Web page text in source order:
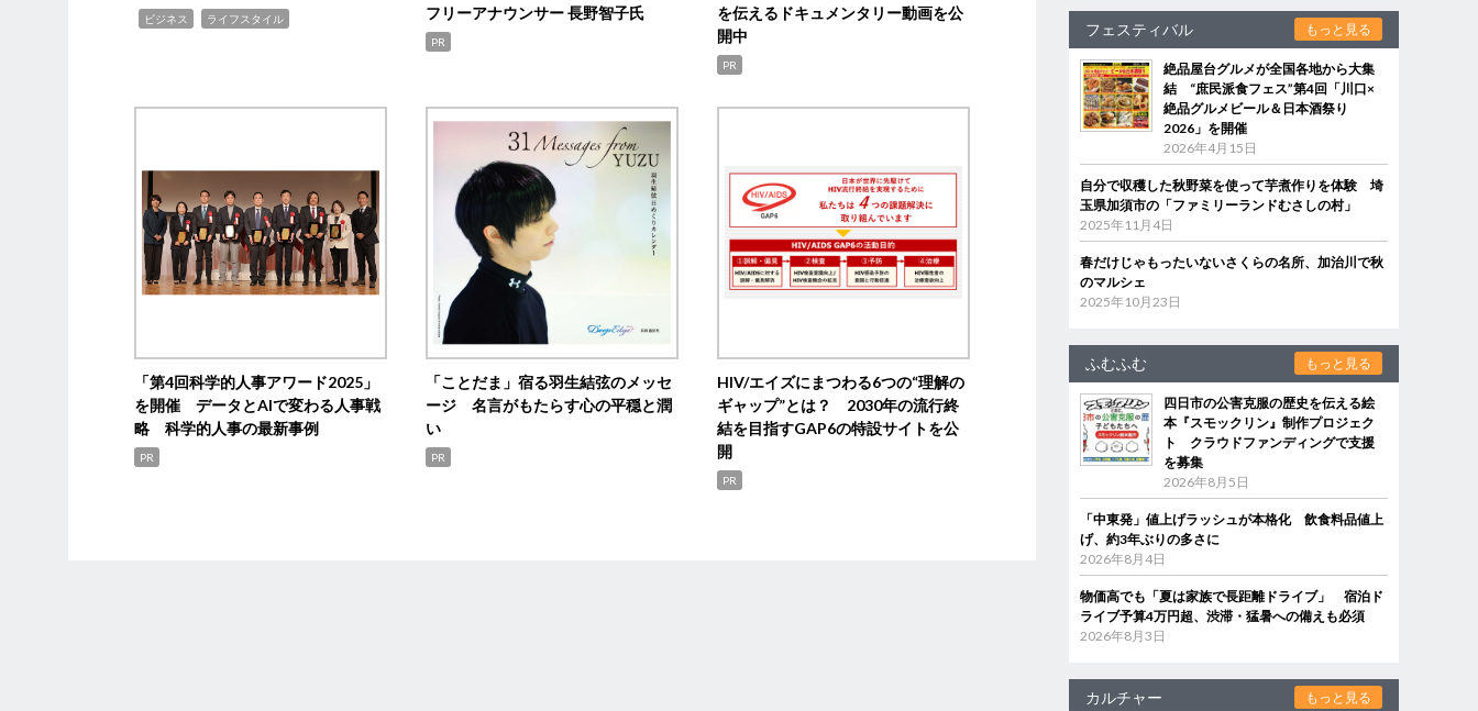
ビジネス ライフスタイル
フリーアナウンサー 長野智子氏
PR
を伝えるドキュメンタリー動画を公
開中
PR
「第4回科学的人事アワード2025」
を開催 データとAIで変わる人事戦
略 科学的人事の最新事例
PR
「ことだま」宿る羽生結弦のメッセ
ージ 名言がもたらす心の平穏と潤
い
PR
HIV/エイズにまつわる6つの“理解の
ギャップ”とは？ 2030年の流行終
結を目指すGAP6の特設サイトを公
開
PR
フェスティバル もっと見る
絶品屋台グルメが全国各地から大集
結 “庶民派食フェス”第4回「川口×
絶品グルメビール＆日本酒祭り
2026」を開催
2026年4月15日
自分で収穫した秋野菜を使って芋煮作りを体験 埼
玉県加須市の「ファミリーランドむさしの村」
2025年11月4日
春だけじゃもったいないさくらの名所、加治川で秋
のマルシェ
2025年10月23日
ふむふむ もっと見る
四日市の公害克服の歴史を伝える絵
本『スモックリン』制作プロジェク
ト クラウドファンディングで支援
を募集
2026年8月5日
「中東発」値上げラッシュが本格化 飲食料品値上
げ、約3年ぶりの多さに
2026年8月4日
物価高でも「夏は家族で長距離ドライブ」 宿泊ド
ライブ予算4万円超、渋滞・猛暑への備えも必須
2026年8月3日
カルチャー もっと見る